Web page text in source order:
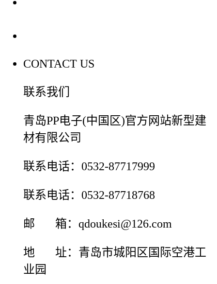
CONTACT US
联系我们
青岛PP电子(中国区)官方网站新型建
材有限公司
联系电话：0532-87717999
联系电话：0532-87718768
邮 箱：qdoukesi@126.com
地 址：青岛市城阳区国际空港工
业园